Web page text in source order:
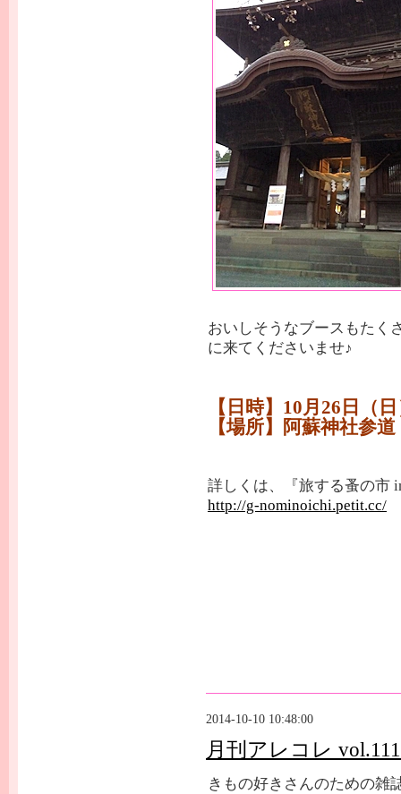
おいしそうなブースもたく
に来てくださいませ♪
【日時】10月26日（
【場所】阿蘇神社参道
詳しくは、『旅する蚤の市
http://g-nominoichi.petit.cc/
2014-10-10 10:48:00
月刊アレコレ
きもの好きさんのための雑